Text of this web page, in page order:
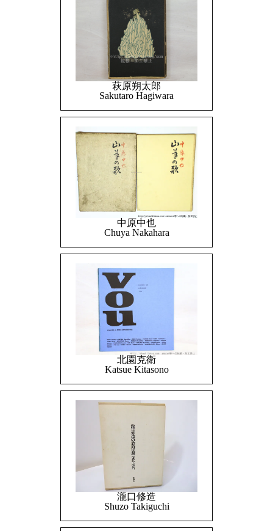
萩原朔太郎
Sakutaro Hagiwara
中原中也
Chuya Nakahara
北園克衛
Katsue Kitasono
瀧口修造
Shuzo Takiguchi